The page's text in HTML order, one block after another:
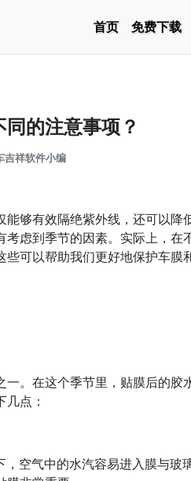
首页 免费下载
的注意事项？
吉祥软件小编
够有效隔绝紫外线，还可以降
虑到季节的因素。实际上，在
些可以帮助我们更好地保护车膜
。在这个季节里，贴膜后的胶
点：
空气中的水汽容易进入膜与玻